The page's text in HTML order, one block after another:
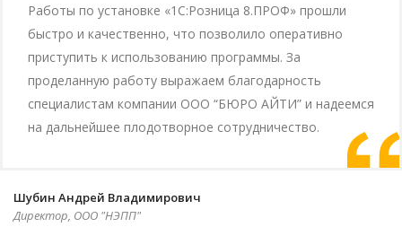
Работы по установке «1С:Розница 8.ПРОФ» прошли
быстро и качественно, что позволило оперативно
приступить к использованию программы. За
проделанную работу выражаем благодарность
специалистам компании ООО “БЮРО АЙТИ” и надеемся
на дальнейшее плодотворное сотрудничество.
Шубин Андрей Владимирович
Директор, ООО "НЭПП"